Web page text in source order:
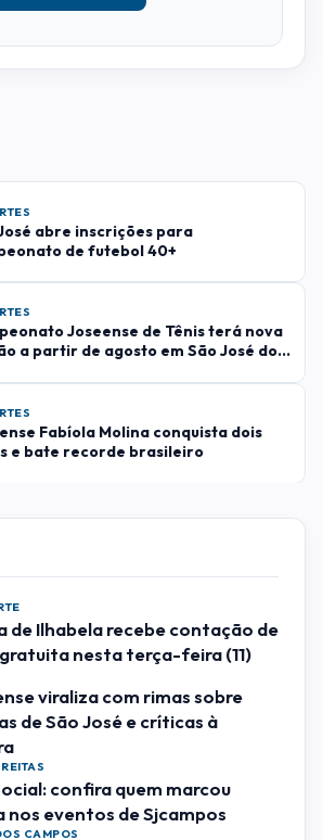
de Ilhabela recebe contação de
nesta terça-feira (11)
viraliza com rimas sobre
de São José e críticas à
confira quem marcou
nos eventos de Sjcampos
três dias de gastronomia,
experiências gratuitas